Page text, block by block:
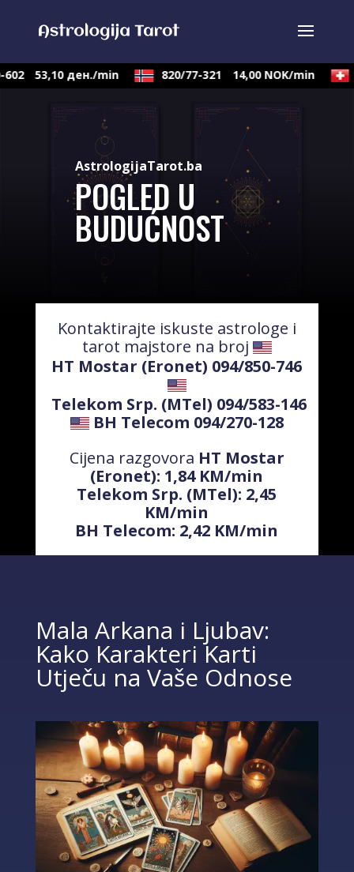
53,10 ден./min 820/77-321 14,00 NOK/min
AstrologijaTarot.ba
POGLED U
BUDUĆNOST
Kontaktirajte iskuste astrologe i
tarot majstore na broj
HT Mostar (Eronet) 094/850-746
Telekom Srp. (MTel) 094/583-146
BH Telecom 094/270-128
Cijena razgovora HT Mostar
(Eronet): 1,84 KM/min
Telekom Srp. (MTel): 2,45
KM/min
BH Telecom: 2,42 KM/min
Mala Arkana i Ljubav:
Kako Karakteri Karti
Utječu na Vaše Odnose